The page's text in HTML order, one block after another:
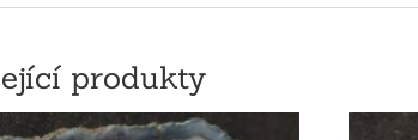
produkty